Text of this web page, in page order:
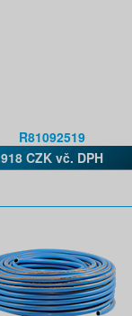
R81092519
918 CZK vč. DPH